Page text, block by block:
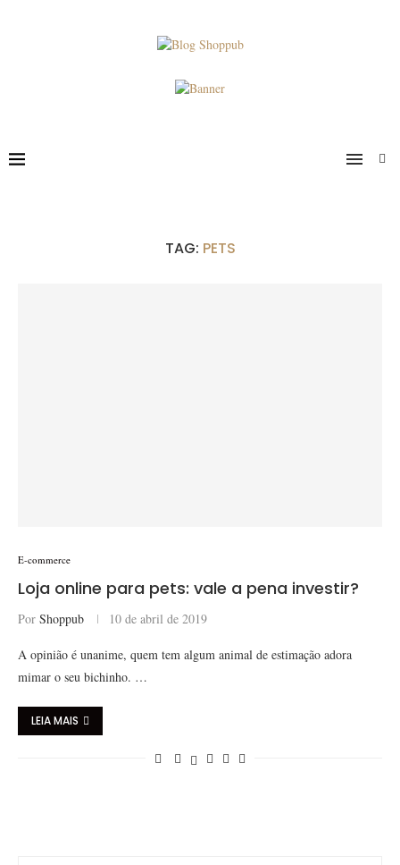
TAG: PETS
E-commerce
Loja online para pets: vale a pena investir?
Por Shoppub 10 de abril de 2019
A opinião é unanime, quem tem algum animal de estimação adora
mimar o seu bichinho. …
LEIA MAIS